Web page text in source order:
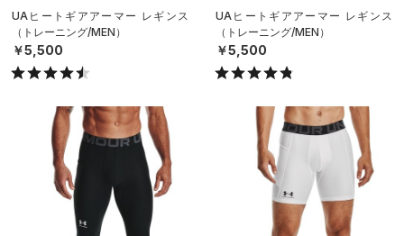
UAヒートギアアーマー レギンス
（トレーニング/MEN）
￥5,500
UAヒートギアアーマー レギンス
（トレーニング/MEN）
￥5,500